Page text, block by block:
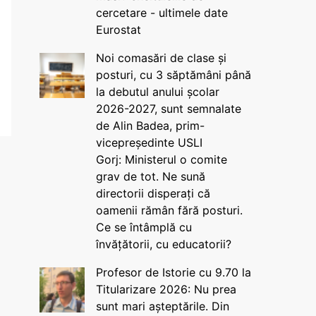
cercetare - ultimele date
Eurostat
Noi comasări de clase și
posturi, cu 3 săptămâni până
la debutul anului școlar
2026-2027, sunt semnalate
de Alin Badea, prim-
vicepreședinte USLI
Gorj: Ministerul o comite
grav de tot. Ne sună
directorii disperați că
oamenii rămân fără posturi.
Ce se întâmplă cu
învățătorii, cu educatorii?
Profesor de Istorie cu 9.70 la
Titularizare 2026: Nu prea
sunt mari așteptările. Din